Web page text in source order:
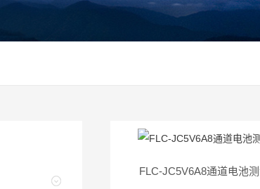
FLC-JC5V6A8通道电池